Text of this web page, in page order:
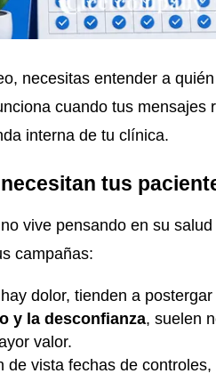
necesitas entender a
cuando tus mensajes
interna de tu clínica.
tus
vive pensando en su
campañas:
dolor, tienden a
y la desconfianza, suelen
valor.
de vista fechas de